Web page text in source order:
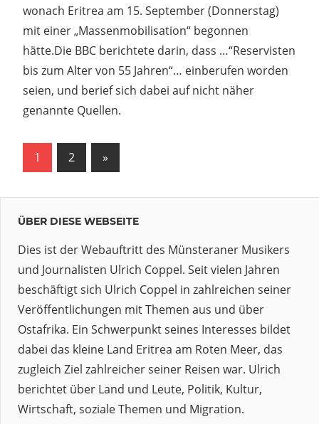
wonach Eritrea am 15. September (Donnerstag)
mit einer „Massenmobilisation“ begonnen
hätte.Die BBC berichtete darin, dass …“Reservisten
bis zum Alter von 55 Jahren“… einberufen worden
seien, und berief sich dabei auf nicht näher
genannte Quellen.
Seitennummerierung
Beiträge
1 2
Nächste
Beiträge
»
ÜBER DIESE WEBSEITE
Dies ist der Webauftritt des Münsteraner Musikers
und Journalisten Ulrich Coppel. Seit vielen Jahren
beschäftigt sich Ulrich Coppel in zahlreichen seiner
Veröffentlichungen mit Themen aus und über
Ostafrika. Ein Schwerpunkt seines Interesses bildet
dabei das kleine Land Eritrea am Roten Meer, das
zugleich Ziel zahlreicher seiner Reisen war. Ulrich
berichtet über Land und Leute, Politik, Kultur,
Wirtschaft, soziale Themen und Migration.